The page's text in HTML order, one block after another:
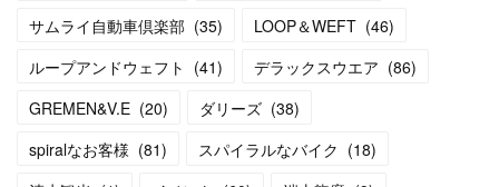
サムライ自動車倶楽部 (35) LOOP＆WEFT (46)
ループアンドウェフト (41) デラックスウエア (86)
GREMEN&V.E (20) ダリーズ (38)
spiralなお客様 (81) スパイラルなバイク (18)